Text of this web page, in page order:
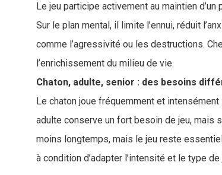
Le jeu participe activement au maintien
Sur le plan mental, il limite l’ennui, réduit
comme l’agressivité ou les destructions.
l’enrichissement du milieu de vie.
Chaton, adulte, senior : des besoins
Le chaton joue fréquemment et
adulte conserve un fort besoin de jeu, mais
moins longtemps, mais le jeu reste
à condition d’adapter l’intensité et le type de